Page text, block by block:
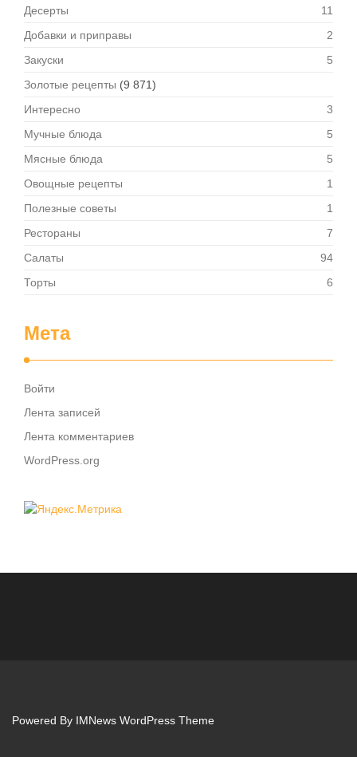
Десерты
11
Добавки и приправы
2
Закуски
5
Золотые рецепты (9 871)
Интересно
3
Мучные блюда
5
Мясные блюда
5
Овощные рецепты
1
Полезные советы
1
Рестораны
7
Салаты
94
Торты
6
Мета
Войти
Лента записей
Лента комментариев
WordPress.org
Powered By IMNews WordPress Theme